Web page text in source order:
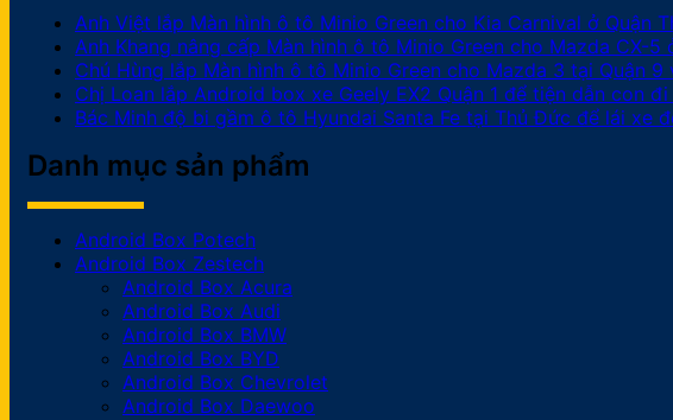
Anh Việt lắp Màn hình ô tô Minio Green cho Kia Carnival ở Quận
Anh Khang nâng cấp Màn hình ô tô Minio Green cho Mazda CX-5
Chú Hùng lắp Màn hình ô tô Minio Green cho Mazda 3 tại Quận
Chị Loan lắp Android box xe Geely EX2 Quận 1 để tiện dẫn con đi
Bác Minh độ bi gầm ô tô Hyundai Santa Fe tại Thủ Đức để lái xe
Danh mục sản phẩm
Android Box Potech
Android Box Zestech
Android Box Acura
Android Box Audi
Android Box BMW
Android Box BYD
Android Box Chevrolet
Android Box Daewoo